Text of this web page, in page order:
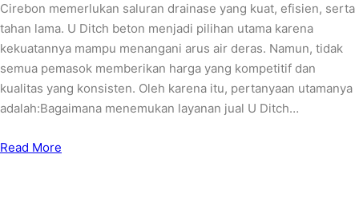
Cirebon memerlukan saluran drainase yang kuat, efisien, serta
tahan lama. U Ditch beton menjadi pilihan utama karena
kekuatannya mampu menangani arus air deras. Namun, tidak
semua pemasok memberikan harga yang kompetitif dan
kualitas yang konsisten. Oleh karena itu, pertanyaan utamanya
adalah:Bagaimana menemukan layanan jual U Ditch…
Read More